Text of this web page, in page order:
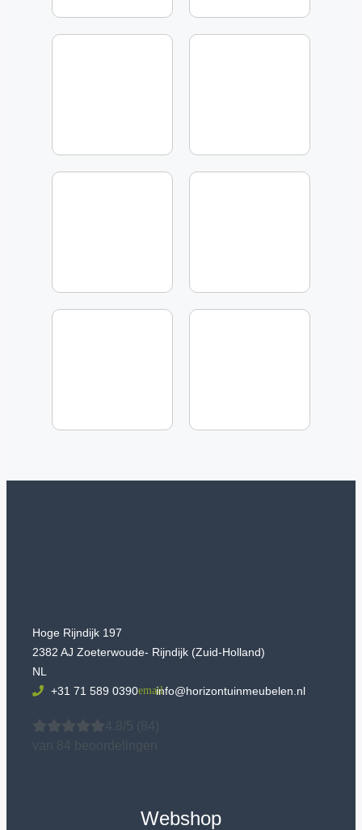
Hoge Rijndijk 197
2382 AJ Zoeterwoude- Rijndijk (Zuid-Holland)
NL
+31 71 589 0390
info@horizontuinmeubelen.nl
4.8/5
(84)
van 84 beoordelingen
Webshop